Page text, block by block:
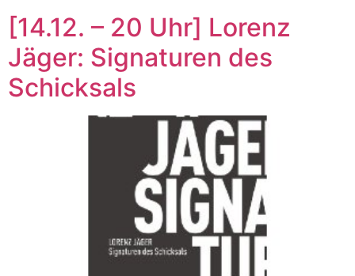
[14.12. – 20 Uhr] Lorenz
Jäger: Signaturen des
Schicksals